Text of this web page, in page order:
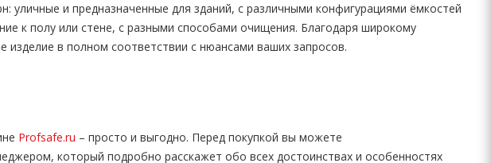
и предназначенные для зданий, с различными конфигурациями ёмкостей
к полу или стене, с разными способами очищения. Благодаря широкому
изделие в полном соответствии с нюансами ваших запросов.
Profsafe.ru – просто и выгодно. Перед покупкой вы можете
который подробно расскажет обо всех достоинствах и особенностях